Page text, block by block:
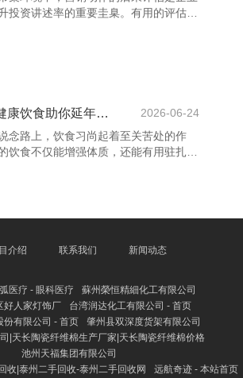
投资讲述率的重要圭臬。有用的评估不
短期见效，还能为将来的营销有缱绻提
领先，常见的评估步履包括定量分析和
两者，能更全面地评估动作的全体证
定科学的评估战术至关勤劳。企业应凭
合理的KPI，并在动作前进行基准测
后的
长命食谱：健康饮食助你延年益寿
2026-06-24
念路上，饮食习尚起着至关苦处的作
饮食不仅能增强体质，还能有用驻扎多
而延迟命命。 最初，平衡膳食是长命
多摄入富含维生素、矿物资和膳食纤维
外，减少高脂肪、高糖分和加工食物
蒸、煮
介绍 联系我们 新闻动态
医疗 - 眼科医疗
蘇州榮恒精細化工有限公司
好人家灯饰厂
台湾润达化工有限公司 - 首页
份有限公司 - 首页
肇州县双深度货架有限公司
|天长陶瓷纤维棉生产厂家|天长陶瓷纤维棉价格
池州天福集团有限公司
收|泰州二手回收-泰州二手回收网
远航奇迹 - 本站首页